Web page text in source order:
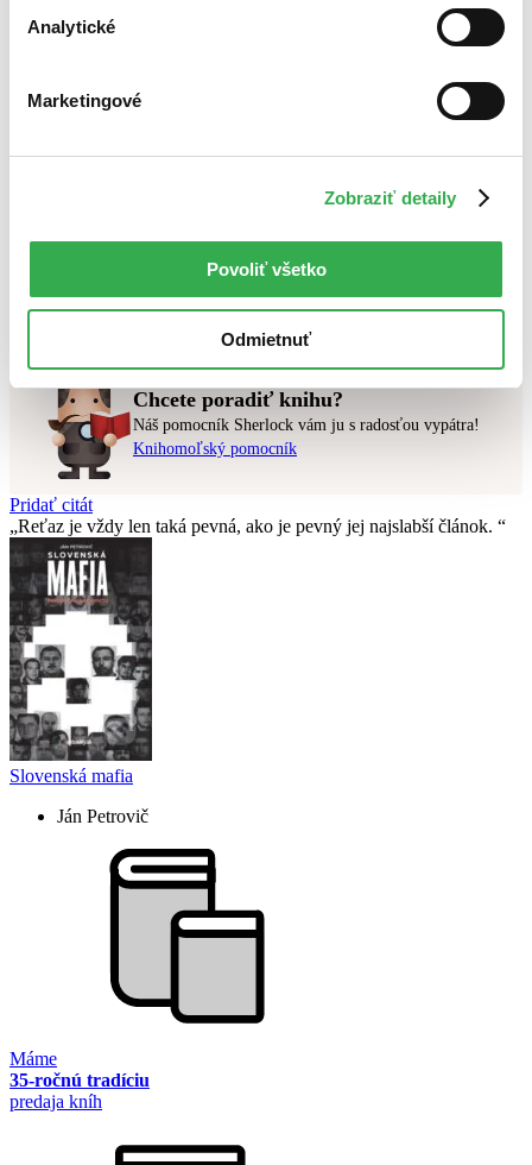
Analytické
Marketingové
Zobraziť detaily
Povoliť všetko
Odmietnuť
Novinky
Dostupné v kníhkupectve Michalovce - ATRIUM (Martinus)
Nebol nájdenýžiadny titulvyhovujúci zadaným podmienkam.
Skúste prosím zmeniť vyhľadávaný výraz.
Chcete poradiť knihu?
Náš pomocník Sherlock vám ju s radosťou vypátra!
Knihomoľský pomocník
Pridať citát
Reťaz je vždy len taká pevná, ako je pevný jej najslabší­ článok.
Slovenská mafia
Ján Petrovič
Máme
35-ročnú tradíciu
predaja kníh